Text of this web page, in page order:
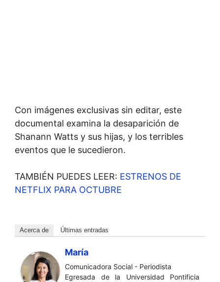
Con imágenes exclusivas sin editar, este
documental examina la desaparición de
Shanann Watts y sus hijas, y los terribles
eventos que le sucedieron.
TAMBIÉN PUEDES LEER: ESTRENOS DE
NETFLIX PARA OCTUBRE
Acerca de Últimas entradas
María
Comunicadora Social - Periodista
Egresada de la Universidad Pontificia